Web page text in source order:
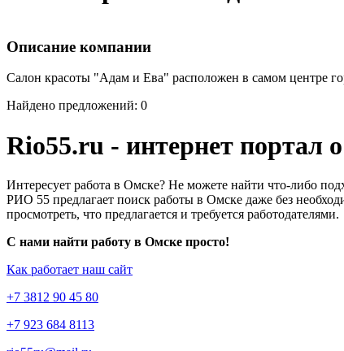
Описание компании
Салон красоты "Адам и Ева" расположен в самом центре
Найдено предложений: 0
Rio55.ru - интернет портал
Интересует работа в Омске? Не можете найти что-либо
РИО 55 предлагает поиск работы в Омске даже без
просмотреть, что предлагается и требуется работодателями.
С нами найти работу в Омске просто!
Как работает наш сайт
+7 3812 90 45 80
+7 923 684 8113